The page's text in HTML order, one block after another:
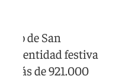
de San
la identidad festiva
más de 921.000